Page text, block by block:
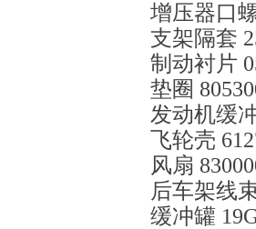
增压器口
支架隔套
制动衬片
垫圈
发动机缓
飞轮壳
风扇
后车架线
缓冲罐